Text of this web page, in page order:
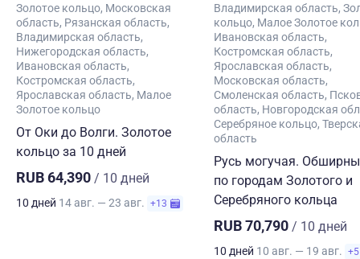
Золотое кольцо Московская
область Рязанская область
Владимирская область
Нижегородская область
Ивановская область
Костромская область
Ярославская область Малое
Золотое кольцо
От Оки до Волги. Золотое
кольцо за 10 дней
RUB 64,390 / 10 дней
10 дней 14 авг. — 23 авг. +13
Владимирская область
кольцо Малое Золотое
Ивановская область
Костромская область
Ярославская область
Московская область
Смоленская область
область Новгородская
Серебряное кольцо
область
Русь могучая.
по городам Золотого и
Серебряного кольца
RUB 70,790 / 10 дней
10 дней 10 авг. — 19 авг. +5